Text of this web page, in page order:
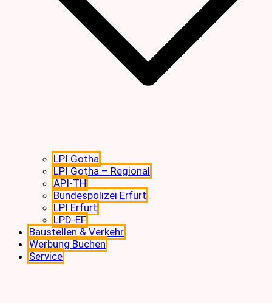
LPI Gotha
LPI Gotha – Regional
API-TH
Bundespolizei Erfurt
LPI Erfurt
LPD-EF
Baustellen & Verkehr
Werbung Buchen
Service